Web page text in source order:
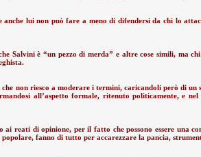
anche lui non può fare a meno di difendersi da chi lo
Salvini è “un pezzo di merda” e altre cose simili,
non riesco a moderare i termini, caricandoli però di
all’aspetto formale, ritenuto politicamente, e
ai reati di opinione, per il fatto che possono essere una
popolare, fanno di tutto per accarezzare la pancia,